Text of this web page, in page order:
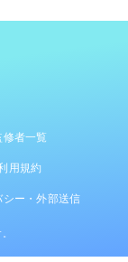
修者一覧
用規約
シー・外部送信